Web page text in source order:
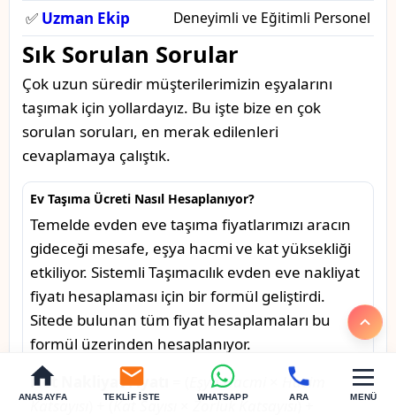
ANASAYFA TEKLIF İSTE WHATSAPP ARA MENÜ
✅ Uzman Ekip Deneyimli ve Eğitimli Personel
Sık Sorulan Sorular
Çok uzun süredir müşterilerimizin eşyalarını
taşımak için yollardayız. Bu işte bize en çok
sorulan soruları, en merak edilenleri
cevaplamaya çalıştık.
Ev Taşıma Ücreti Nasıl Hesaplanıyor?
Temelde evden eve taşıma fiyatlarımızı aracın
gideceği mesafe, eşya hacmi ve kat yüksekliği
etkiliyor. Sistemli Taşımacılık evden eve nakliyat
fiyatı hesaplaması için bir formül geliştirdi.
Sitede bulunan tüm fiyat hesaplamaları bu
formül üzerinden hesaplanıyor.
Net Nakliyat Fiyatı
Eşya Hacmi
Hacim
Katsayısı
) + (Kat Sayısı Zorluk Katsayısı) +